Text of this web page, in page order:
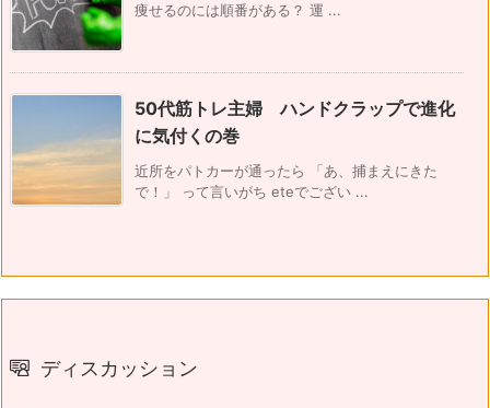
痩せるのには順番がある？ 運 ...
50代筋トレ主婦 ハンドクラップで進化
に気付くの巻
近所をパトカーが通ったら 「あ、捕まえにきた
で！」 って言いがち eteでござい ...
ディスカッション